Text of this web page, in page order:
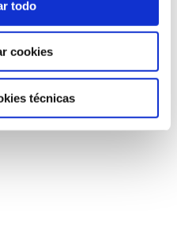
todo
cookies
técnicas
+ Añadir a iCalendar